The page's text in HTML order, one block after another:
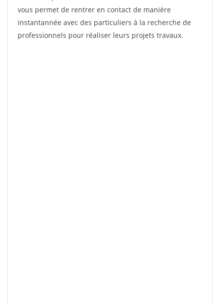
vous permet de rentrer en contact de manière
instantannée avec des particuliers à la recherche de
professionnels pour réaliser leurs projets travaux.